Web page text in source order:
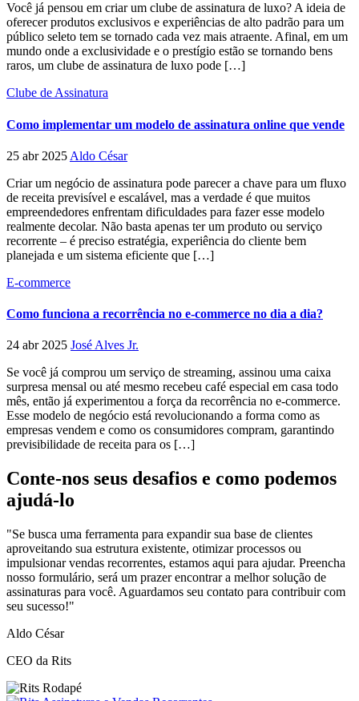
Você já pensou em criar um clube de assinatura de luxo? A ideia de
oferecer produtos exclusivos e experiências de alto padrão para um
público seleto tem se tornado cada vez mais atraente. Afinal, em um
mundo onde a exclusividade e o prestígio estão se tornando bens
raros, um clube de assinatura de luxo pode […]
Clube de Assinatura
Como implementar um modelo de assinatura online que vende
25 abr 2025 Aldo César
Criar um negócio de assinatura pode parecer a chave para um fluxo
de receita previsível e escalável, mas a verdade é que muitos
empreendedores enfrentam dificuldades para fazer esse modelo
realmente decolar. Não basta apenas ter um produto ou serviço
recorrente – é preciso estratégia, experiência do cliente bem
planejada e um sistema eficiente que […]
E-commerce
Como funciona a recorrência no e-commerce no dia a dia?
24 abr 2025 José Alves Jr.
Se você já comprou um serviço de streaming, assinou uma caixa
surpresa mensal ou até mesmo recebeu café especial em casa todo
mês, então já experimentou a força da recorrência no e-commerce.
Esse modelo de negócio está revolucionando a forma como as
empresas vendem e como os consumidores compram, garantindo
previsibilidade de receita para os […]
Conte-nos seus desafios e como podemos
ajudá-lo
"Se busca uma ferramenta para expandir sua base de clientes
aproveitando sua estrutura existente, otimizar processos ou
impulsionar vendas recorrentes, estamos aqui para ajudar. Preencha
nosso formulário, será um prazer encontrar a melhor solução de
assinaturas para você. Aguardamos seu contato para contribuir com
seu sucesso!"
Aldo César
CEO da Rits